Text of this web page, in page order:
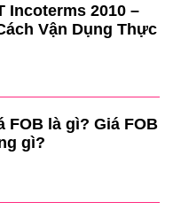
Incoterms 2010 –
Vận Dụng Thực
FOB là gì? Giá FOB
gì?